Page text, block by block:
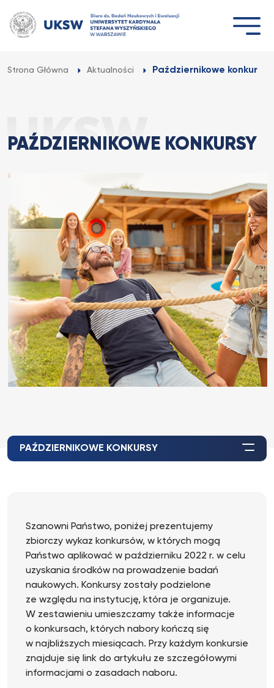
do
treści
Strona Główna Aktualności Październikowe konkursy
PAŹDZIERNIKOWE KONKURSY
PAŹDZIERNIKOWE KONKURSY
Szanowni Państwo, poniżej prezentujemy
zbiorczy wykaz konkursów, w których mogą
Państwo aplikować w październiku 2022 r. w celu
uzyskania środków na prowadzenie badań
naukowych. Konkursy zostały podzielone
ze względu na instytucję, która je organizuje.
W zestawieniu umieszczamy także informacje
o konkursach, których nabory kończą się
w najbliższych miesiącach. Przy każdym konkursie
znajduje się link do artykułu ze szczegółowymi
informacjami o zasadach naboru.